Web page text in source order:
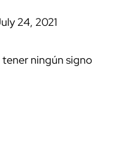
24, 2021
tener ningún signo